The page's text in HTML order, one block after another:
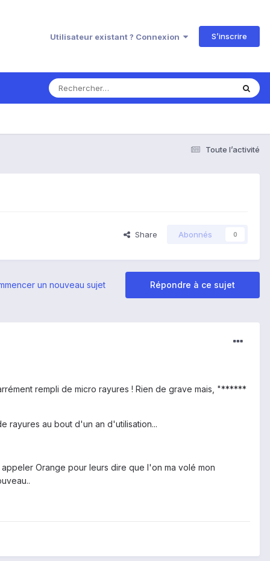
Utilisateur existant ? Connexion S’inscrire
Toute l’activité
Share Abonnés 0
Répondre à ce sujet
un nouveau sujet
rempli de micro rayures ! Rien de grave mais, "******
rayures au bout d'un an d'utilisation...
Orange pour leurs dire que l'on ma volé mon